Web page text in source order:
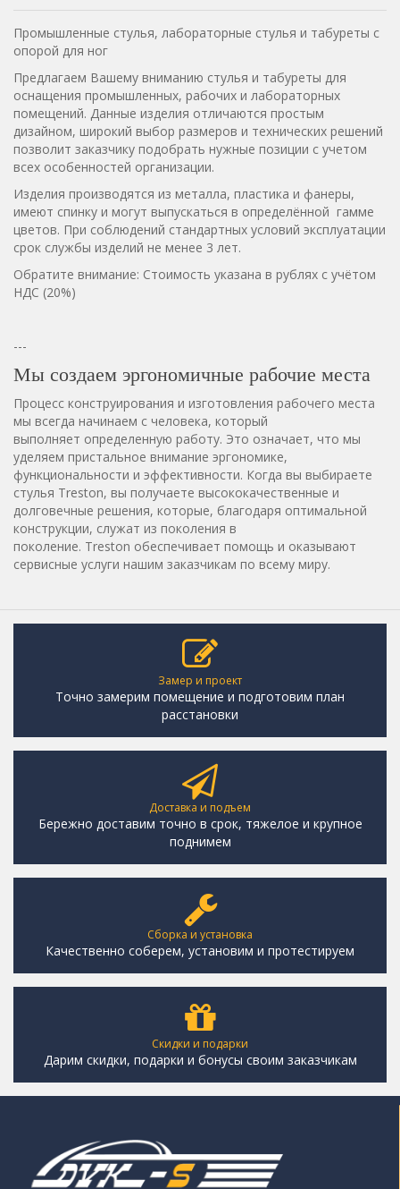
Промышленные стулья, лабораторные стулья и табуреты с
опорой для ног
Предлагаем Вашему вниманию стулья и табуреты для
оснащения промышленных, рабочих и лабораторных
помещений. Данные изделия отличаются простым
дизайном, широкий выбор размеров и технических решений
позволит заказчику подобрать нужные позиции с учетом
всех особенностей организации.
Изделия производятся из металла, пластика и фанеры,
имеют спинку и могут выпускаться в определённой гамме
цветов. При соблюдений стандартных условий эксплуатации
срок службы изделий не менее 3 лет.
Обратите внимание: Стоимость указана в рублях с учётом
НДС (20%)
---
Мы создаем эргономичные рабочие места
Процесс конструирования и изготовления рабочего места
мы всегда начинаем с человека, который
выполняет определенную работу. Это означает, что мы
уделяем пристальное внимание эргономике,
функциональности и эффективности. Когда вы выбираете
стулья Treston, вы получаете высококачественные и
долговечные решения, которые, благодаря оптимальной
конструкции, служат из поколения в
поколение. Treston обеспечивает помощь и оказывают
сервисные услуги нашим заказчикам по всему миру.
Замер и проект
Точно замерим помещение и подготовим план
расстановки
Доставка и подъем
Бережно доставим точно в срок, тяжелое и крупное
поднимем
Сборка и установка
Качественно соберем, установим и протестируем
Скидки и подарки
Дарим скидки, подарки и бонусы своим заказчикам